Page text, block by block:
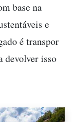
base na
e
é transpor
devolver isso